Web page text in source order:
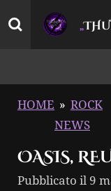
Vai
„
HOME » ROCK
NEWS
OASIS,
Pubblicato il 9